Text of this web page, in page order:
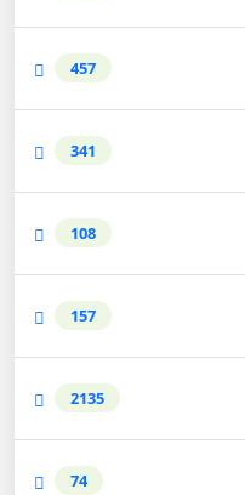
457
341
108
157
2135
74